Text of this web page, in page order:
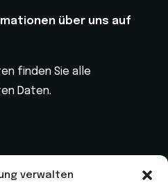
verwalten
über uns auf
finden Sie alle
Daten.